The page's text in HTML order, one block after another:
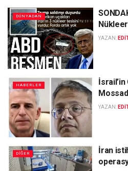
DÜNYADAN
YAZAN:
HABERLER
İsrail’in
YAZAN:
DIĞER
İran